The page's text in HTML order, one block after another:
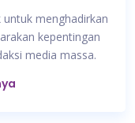
menghadirkan
kepentingan
media massa.